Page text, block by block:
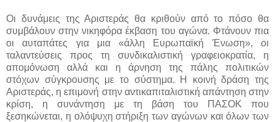
Οι δυνάμεις της Αριστεράς θα κριθούν από το πόσο θα
συμβάλουν στην νικηφόρα έκβαση του αγώνα. Φτάνουν πια
οι αυταπάτες για μια «άλλη Ευρωπαϊκή Ένωση», οι
ταλαντεύσεις προς τη συνδικαλιστική γραφειοκρατία, η
απομόνωση αλλά και η άρνηση της πάλης πολιτικών
στόχων σύγκρουσης με το σύστημα. Η κοινή δράση της
Αριστεράς, η επιμονή στην αντικαπιταλιστική απάντηση στην
κρίση, η συνάντηση με τη βάση του ΠΑΣΟΚ που
ξεσηκώνεται, η ολόψυχη στήριξη των αγώνων και όλων των